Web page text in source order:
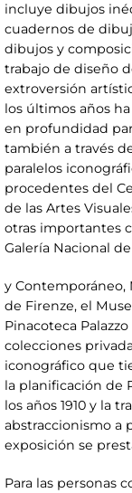
incluye dibujos
cuadernos de
dibujos y
trabajo de diseño
extroversión
los últimos años
en profundidad
también a través
paralelos
procedentes del
de las Artes
otras importantes
Galería Nacional
y Contemporáneo,
de Firenze, el
Pinacoteca
colecciones
iconográfico que
la planificación de
los años 1910 y la
abstraccionismo a
exposición se
Para las personas